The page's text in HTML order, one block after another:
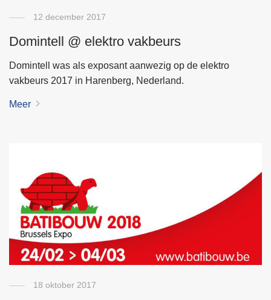
12 december 2017
Domintell @ elektro vakbeurs
Domintell was als exposant aanwezig op de elektro
vakbeurs 2017 in Harenberg, Nederland.
Meer
18 oktober 2017